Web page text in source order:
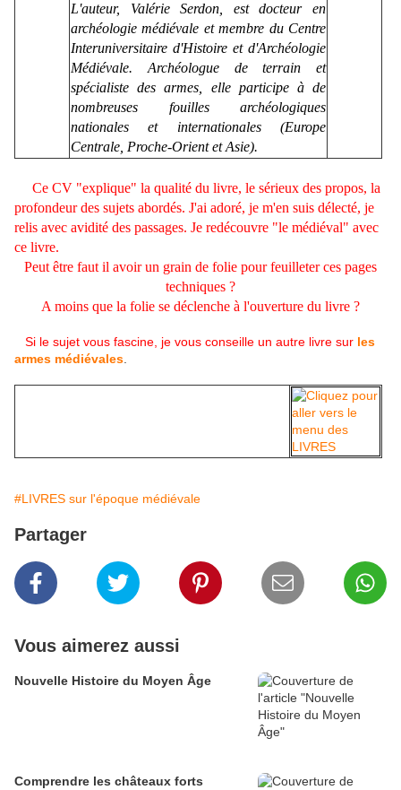
L'auteur, Valérie Serdon, est docteur en
archéologie médiévale et membre du Centre
Interuniversitaire d'Histoire et d'Archéologie
Médiévale. Archéologue de terrain et
spécialiste des armes, elle participe à de
nombreuses fouilles archéologiques
nationales et internationales (Europe
Centrale, Proche-Orient et Asie).
Ce CV "explique" la qualité du livre, le sérieux des propos, la
profondeur des sujets abordés. J'ai adoré, je m'en suis délecté, je
relis avec avidité des passages. Je redécouvre "le médiéval" avec
ce livre.
Peut être faut il avoir un grain de folie pour feuilleter ces pages
techniques ?
A moins que la folie se déclenche à l'ouverture du livre ?
Si le sujet vous fascine, je vous conseille un autre livre sur les
armes médiévales
#LIVRES sur l'époque médiévale
Partager
Vous aimerez aussi
Nouvelle Histoire du Moyen Âge
Comprendre les châteaux forts